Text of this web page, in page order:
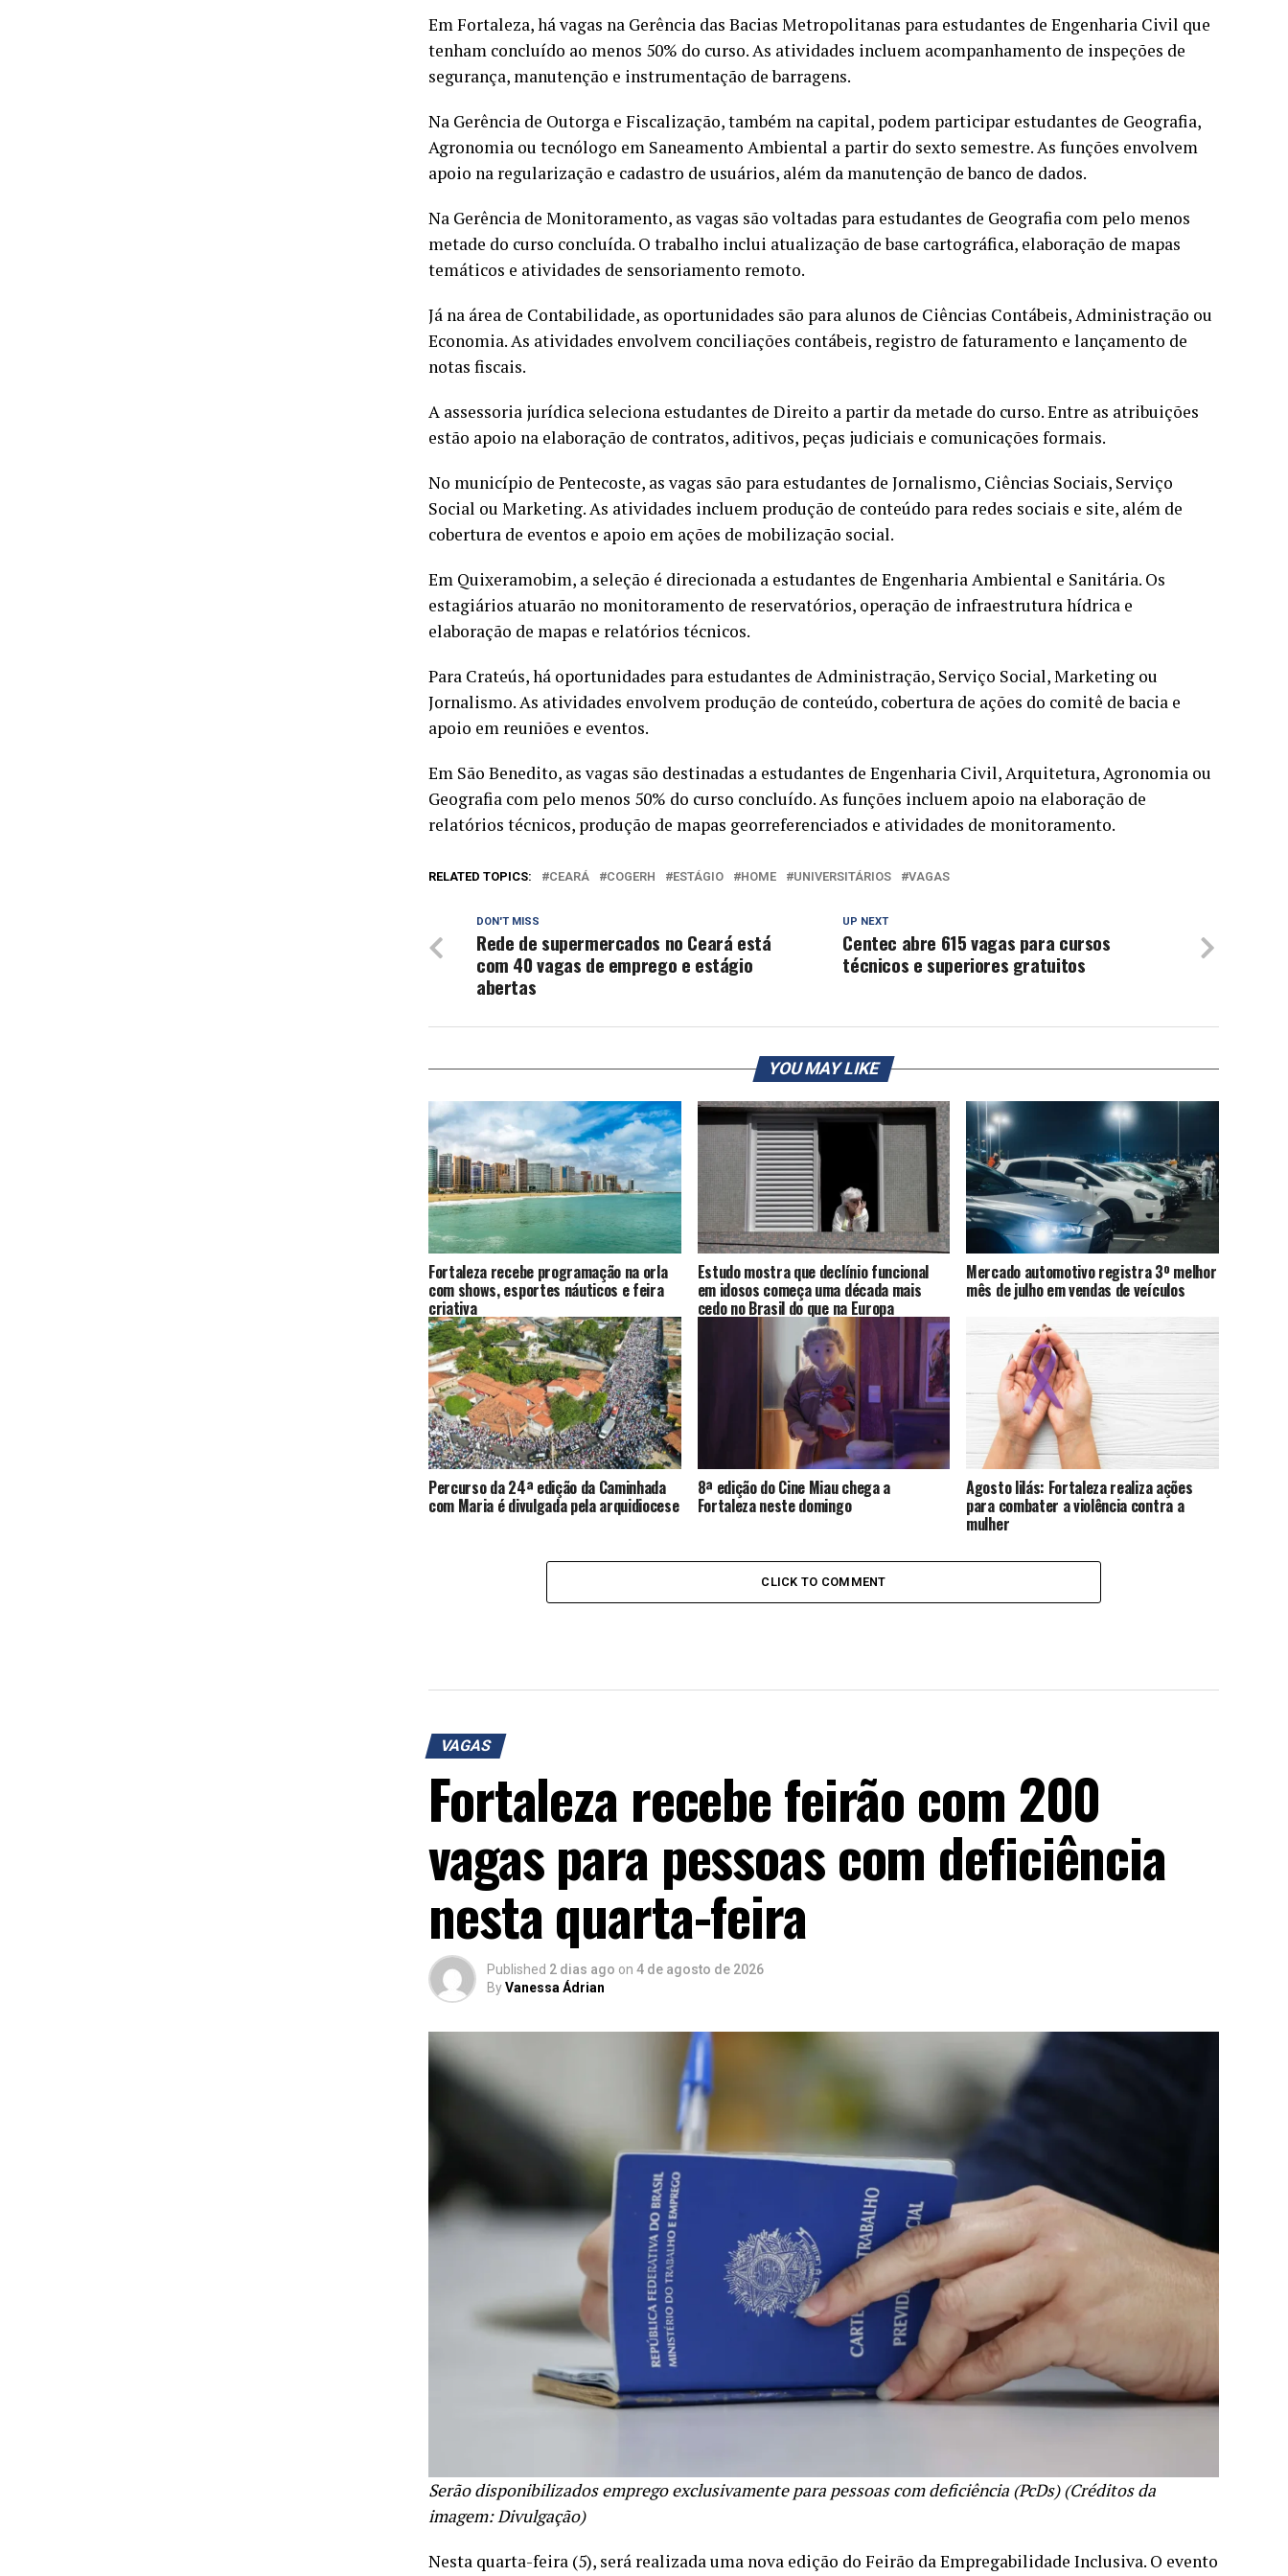
Em Fortaleza, há vagas na Gerência das Bacias Metropolitanas para estudantes de Engenharia Civil que
tenham concluído ao menos 50% do curso. As atividades incluem acompanhamento de inspeções de
segurança, manutenção e instrumentação de barragens.
Na Gerência de Outorga e Fiscalização, também na capital, podem participar estudantes de Geografia,
Agronomia ou tecnólogo em Saneamento Ambiental a partir do sexto semestre. As funções envolvem
apoio na regularização e cadastro de usuários, além da manutenção de banco de dados.
Na Gerência de Monitoramento, as vagas são voltadas para estudantes de Geografia com pelo menos
metade do curso concluída. O trabalho inclui atualização de base cartográfica, elaboração de mapas
temáticos e atividades de sensoriamento remoto.
Já na área de Contabilidade, as oportunidades são para alunos de Ciências Contábeis, Administração ou
Economia. As atividades envolvem conciliações contábeis, registro de faturamento e lançamento de
notas fiscais.
A assessoria jurídica seleciona estudantes de Direito a partir da metade do curso. Entre as atribuições
estão apoio na elaboração de contratos, aditivos, peças judiciais e comunicações formais.
No município de Pentecoste, as vagas são para estudantes de Jornalismo, Ciências Sociais, Serviço
Social ou Marketing. As atividades incluem produção de conteúdo para redes sociais e site, além de
cobertura de eventos e apoio em ações de mobilização social.
Em Quixeramobim, a seleção é direcionada a estudantes de Engenharia Ambiental e Sanitária. Os
estagiários atuarão no monitoramento de reservatórios, operação de infraestrutura hídrica e
elaboração de mapas e relatórios técnicos.
Para Crateús, há oportunidades para estudantes de Administração, Serviço Social, Marketing ou
Jornalismo. As atividades envolvem produção de conteúdo, cobertura de ações do comitê de bacia e
apoio em reuniões e eventos.
Em São Benedito, as vagas são destinadas a estudantes de Engenharia Civil, Arquitetura, Agronomia ou
Geografia com pelo menos 50% do curso concluído. As funções incluem apoio na elaboração de
relatórios técnicos, produção de mapas georreferenciados e atividades de monitoramento.
RELATED TOPICS: CEARÁ COGERH ESTÁGIO HOME UNIVERSITÁRIOS VAGAS
UP NEXT
Centec abre 615 vagas para cursos
técnicos e superiores gratuitos
DON'T MISS
Rede de supermercados no Ceará está
com 40 vagas de emprego e estágio
abertas
YOU MAY LIKE
Fortaleza recebe programação na orla
com shows, esportes náuticos e feira
criativa
Estudo mostra que declínio funcional
em idosos começa uma década mais
cedo no Brasil do que na Europa
Mercado automotivo registra 3º melhor
mês de julho em vendas de veículos
Percurso da 24ª edição da Caminhada
com Maria é divulgada pela arquidiocese
8ª edição do Cine Miau chega a
Fortaleza neste domingo
Agosto lilás: Fortaleza realiza ações
para combater a violência contra a
mulher
CLICK TO COMMENT
VAGAS
Fortaleza recebe feirão com 200
vagas para pessoas com deficiência
nesta quarta-feira
Published 2 dias ago on 4 de agosto de 2026
ByVanessa Ádrian
Serão disponibilizados emprego exclusivamente para pessoas com deficiência (PcDs) (Créditos da
imagem: Divulgação)
Nesta quarta-feira (5), será realizada uma nova edição do Feirão da Empregabilidade Inclusiva. O evento